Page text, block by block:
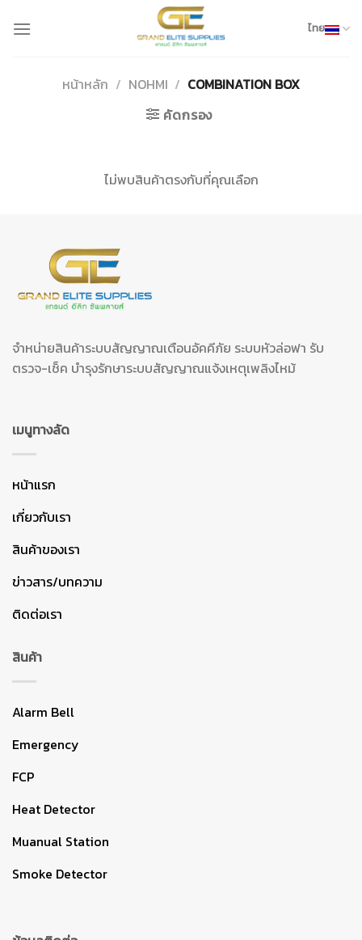
ไทย
หน้าหลัก / NOHMI / COMBINATION BOX
คัดกรอง
ไม่พบสินค้าตรงกับที่คุณเลือก
จำหน่ายสินค้าระบบสัญญาณเตือนอัคคีภัย ระบบหัวล่อฟา รับ
ตรวจ-เช็ค บำรุงรักษาระบบสัญญาณแจ้งเหตุเพลิงไหม้
เมนูทางลัด
หน้าแรก
เกี่ยวกับเรา
สินค้าของเรา
ข่าวสาร/บทความ
ติดต่อเรา
สินค้า
Alarm Bell
Emergency
FCP
Heat Detector
Muanual Station
Smoke Detector